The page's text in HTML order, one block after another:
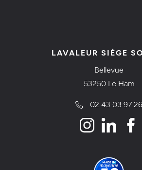
LAVALEUR SIÈGE
Bellevue
53250 Le Ham
02 43 03 97 26